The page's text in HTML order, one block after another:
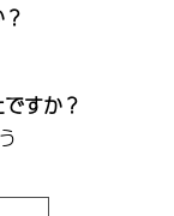
すか？